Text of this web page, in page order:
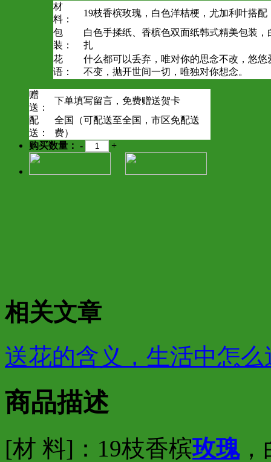
材
料：
19枝香槟玫瑰，白色洋桔梗，尤加利叶搭配
包
装：
白色手揉纸、香槟色双面纸韩式精美包装
扎
花
语：
什么都可以丢弃，唯对你的思念不改，悠悠
不变，抛开世间一切，唯独对你想念。
赠
送：
下单填写留言，免费赠送贺卡
配
送：
全国（可配送至全国，市区免配送
费）
购买数量： - +
相关文章
送花的含义，生活中怎么
商品描述
[材 料]：19枝香槟玫瑰，